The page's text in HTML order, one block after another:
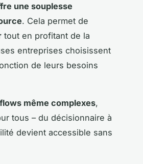
une souplesse
. Cela permet de
tout en profitant de la
entreprises choisissent
de leurs besoins
même complexes,
tous – du décisionnaire à
devient accessible sans